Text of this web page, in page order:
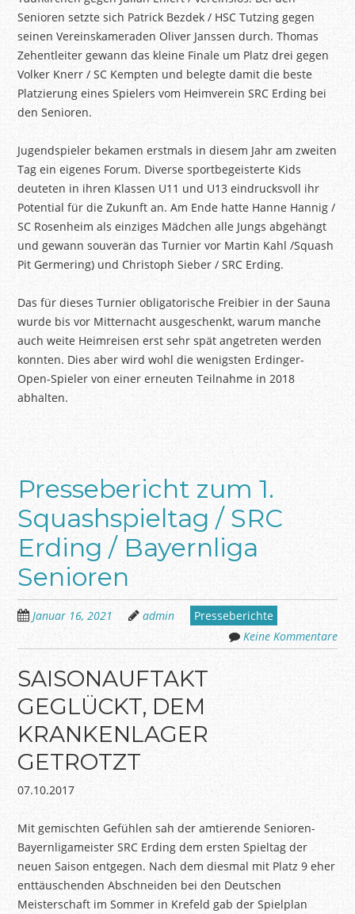
Senioren setzte sich Patrick Bezdek / HSC Tutzing gegen
seinen Vereinskameraden Oliver Janssen durch. Thomas
Zehentleiter gewann das kleine Finale um Platz drei gegen
Volker Knerr / SC Kempten und belegte damit die beste
Platzierung eines Spielers vom Heimverein SRC Erding bei
den Senioren.
Jugendspieler bekamen erstmals in diesem Jahr am zweiten
Tag ein eigenes Forum. Diverse sportbegeisterte Kids
deuteten in ihren Klassen U11 und U13 eindrucksvoll ihr
Potential für die Zukunft an. Am Ende hatte Hanne Hannig /
SC Rosenheim als einziges Mädchen alle Jungs abgehängt
und gewann souverän das Turnier vor Martin Kahl /Squash
Pit Germering) und Christoph Sieber / SRC Erding.
Das für dieses Turnier obligatorische Freibier in der Sauna
wurde bis vor Mitternacht ausgeschenkt, warum manche
auch weite Heimreisen erst sehr spät angetreten werden
konnten. Dies aber wird wohl die wenigsten Erdinger-
Open-Spieler von einer erneuten Teilnahme in 2018
abhalten.
Pressebericht zum 1.
Squashspieltag / SRC
Erding / Bayernliga
Senioren
Januar 16, 2021 admin
Presseberichte
Keine Kommentare
SAISONAUFTAKT
GEGLÜCKT, DEM
KRANKENLAGER
GETROTZT
07.10.2017
Mit gemischten Gefühlen sah der amtierende Senioren-
Bayernligameister SRC Erding dem ersten Spieltag der
neuen Saison entgegen. Nach dem diesmal mit Platz 9 eher
enttäuschenden Abschneiden bei den Deutschen
Meisterschaft im Sommer in Krefeld gab der Spielplan